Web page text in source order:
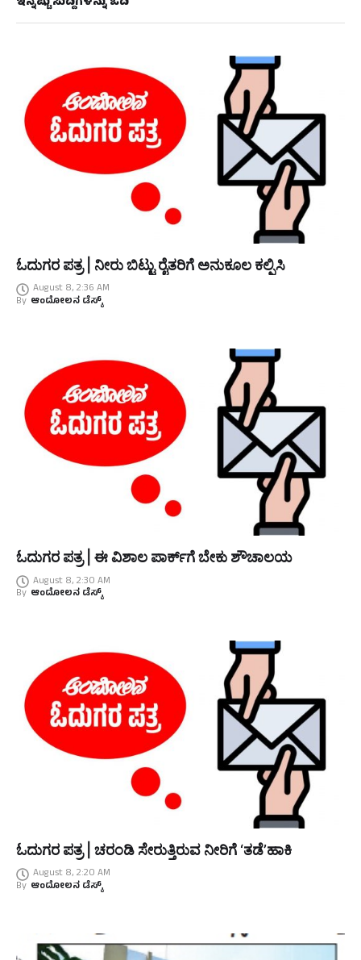
ಓದುಗರ ಪತ್ರ | ನೀರು ಬಿಟ್ಟು ರೈತರಿಗೆ ಅನುಕೂಲ ಕಲ್ಪಿಸಿ
August 8, 2:36 AM
By ಆಂದೋಲನ ಡೆಸ್ಕ್
ಓದುಗರ ಪತ್ರ | ಈ ವಿಶಾಲ ಪಾರ್ಕ್‌ಗೆ ಬೇಕು ಶೌಚಾಲಯ
August 8, 2:30 AM
By ಆಂದೋಲನ ಡೆಸ್ಕ್
ಓದುಗರ ಪತ್ರ | ಚರಂಡಿ ಸೇರುತ್ತಿರುವ ನೀರಿಗೆ ‘ತಡೆ’ಹಾಕಿ
August 8, 2:20 AM
By ಆಂದೋಲನ ಡೆಸ್ಕ್